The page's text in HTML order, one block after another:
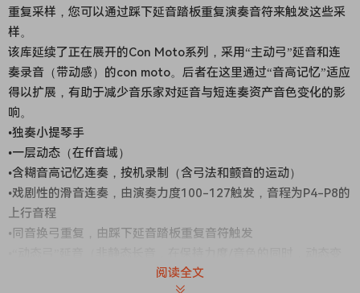
重复采样，您可以通过踩下延音踏板重复演奏音符来触发这些采
样。
该库延续了正在展开的Con Moto系列，采用“主动弓”延音和连
奏录音（带动感）的con moto。后者在这里通过“音高记忆”适应
得以扩展，有助于减少音乐家对延音与短连奏资产音色变化的影
响。
•独奏小提琴手
•一层动态（在ff音域）
•含糊音高记忆连奏，按机录制（含弓法和颤音的运动）
•戏剧性的滑音连奏，由演奏力度100-127触发，音程为P4-P8的
上行音程
•同音换弓重复，由踩下延音踏板重复音符触发
阅读全文